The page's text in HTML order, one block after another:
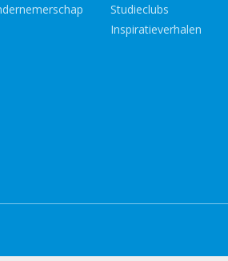
Studieclubs
Inspiratieverhalen